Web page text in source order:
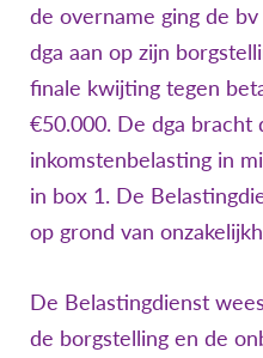
de overname ging de
dga aan op zijn
finale kwijting tegen
€50.000. De dga bracht
inkomstenbelasting in
in box 1. De
op grond van
De Belastingdienst
de borgstelling en de